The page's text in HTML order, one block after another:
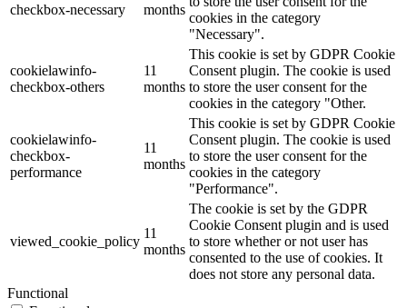
checkbox-necessary
months
cookies in the category
"Necessary".
cookielawinfo-
checkbox-others
11
months
This cookie is set by GDPR Cookie
Consent plugin. The cookie is used
to store the user consent for the
cookies in the category "Other.
cookielawinfo-
checkbox-
performance
11
months
This cookie is set by GDPR Cookie
Consent plugin. The cookie is used
to store the user consent for the
cookies in the category
"Performance".
viewed_cookie_policy
11
months
The cookie is set by the GDPR
Cookie Consent plugin and is used
to store whether or not user has
consented to the use of cookies. It
does not store any personal data.
Functional